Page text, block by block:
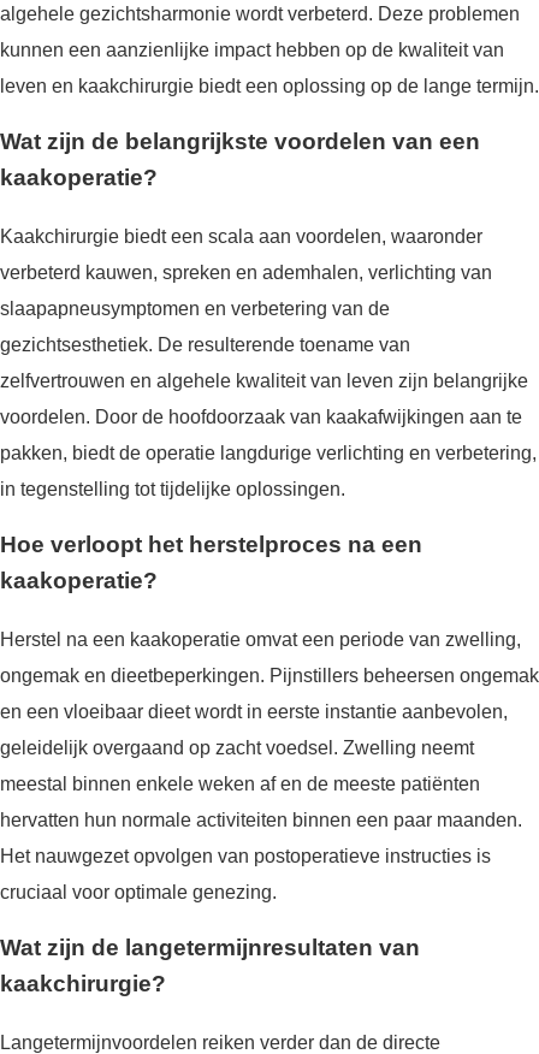
algehele gezichtsharmonie wordt verbeterd. Deze problemen
kunnen een aanzienlijke impact hebben op de kwaliteit van
leven en kaakchirurgie biedt een oplossing op de lange termijn.
Wat zijn de belangrijkste voordelen van een
kaakoperatie?
Kaakchirurgie biedt een scala aan voordelen, waaronder
verbeterd kauwen, spreken en ademhalen, verlichting van
slaapapneusymptomen en verbetering van de
gezichtsesthetiek. De resulterende toename van
zelfvertrouwen en algehele kwaliteit van leven zijn belangrijke
voordelen. Door de hoofdoorzaak van kaakafwijkingen aan te
pakken, biedt de operatie langdurige verlichting en verbetering,
in tegenstelling tot tijdelijke oplossingen.
Hoe verloopt het herstelproces na een
kaakoperatie?
Herstel na een kaakoperatie omvat een periode van zwelling,
ongemak en dieetbeperkingen. Pijnstillers beheersen ongemak
en een vloeibaar dieet wordt in eerste instantie aanbevolen,
geleidelijk overgaand op zacht voedsel. Zwelling neemt
meestal binnen enkele weken af en de meeste patiënten
hervatten hun normale activiteiten binnen een paar maanden.
Het nauwgezet opvolgen van postoperatieve instructies is
cruciaal voor optimale genezing.
Wat zijn de langetermijnresultaten van
kaakchirurgie?
Langetermijnvoordelen reiken verder dan de directe